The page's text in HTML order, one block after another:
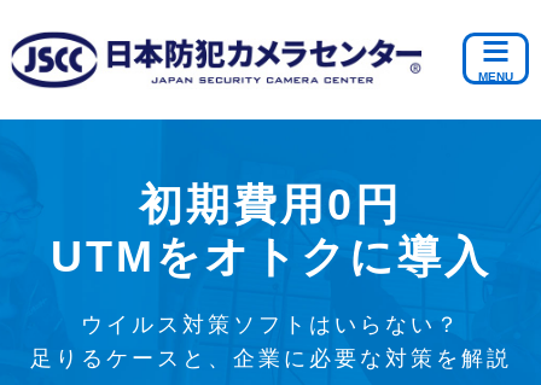
初期費用0円
UTMをオトクに導入
ウイルス対策ソフトはいらない？
足りるケースと、企業に必要な対策を解説